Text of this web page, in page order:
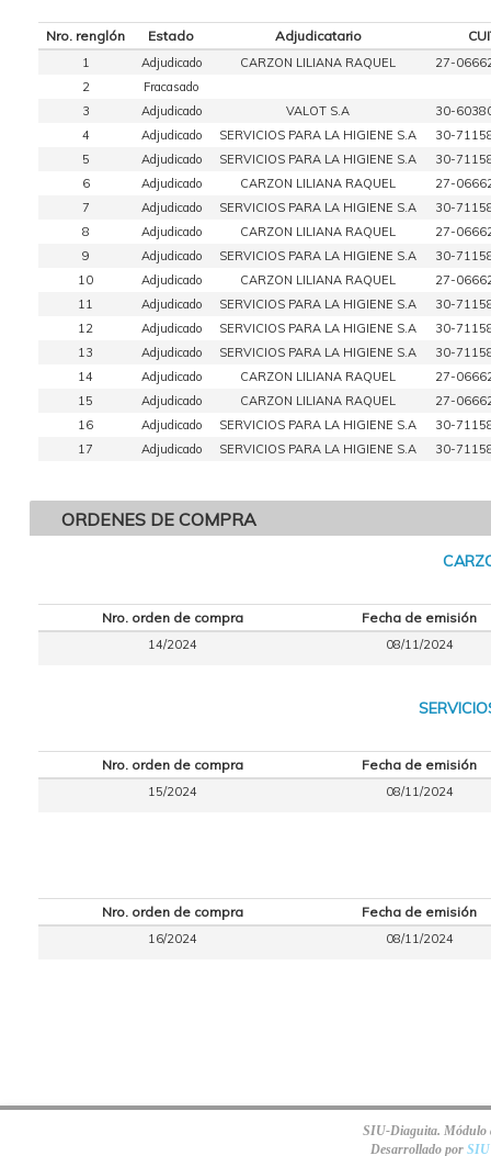
Nro. renglón Estado Adjudicatario
1 Adjudicado CARZON LILIANA RAQUEL
27-
2
Fracasado
3
Adjudicado VALOT S.A
30-
4
Adjudicado SERVICIOS PARA LA HIGIENE S.A
30-
5
Adjudicado SERVICIOS PARA LA HIGIENE S.A
30-
6
Adjudicado CARZON LILIANA RAQUEL
27-
7
Adjudicado SERVICIOS PARA LA HIGIENE S.A
30-
8
Adjudicado CARZON LILIANA RAQUEL
27-
9
Adjudicado SERVICIOS PARA LA HIGIENE S.A
30-
10
Adjudicado CARZON LILIANA RAQUEL
27-
11
Adjudicado SERVICIOS PARA LA HIGIENE S.A
30-
12
Adjudicado SERVICIOS PARA LA HIGIENE S.A
30-
13
Adjudicado SERVICIOS PARA LA HIGIENE S.A
30-
14
Adjudicado CARZON LILIANA RAQUEL
27-
15
Adjudicado CARZON LILIANA RAQUEL
27-
16
Adjudicado SERVICIOS PARA LA HIGIENE S.A
30-
17
Adjudicado SERVICIOS PARA LA HIGIENE S.A 30-
ORDENES DE COMPRA
Nro. orden de compra Fecha de emisión
14/2024 08/11/2024
Nro. orden de compra Fecha de emisión
15/2024 08/11/2024
Nro. orden de compra Fecha de emisión
16/2024 08/11/2024
SIU-Diaguita. Módulo
Desarrollado por SIU